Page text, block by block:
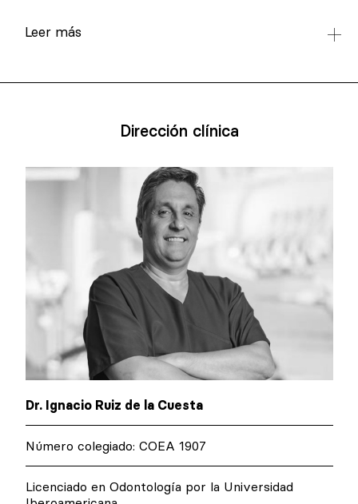
Leer más
Dirección clínica
Dr. Ignacio Ruiz de la Cuesta
Número colegiado: COEA 1907
Licenciado en Odontología por la Universidad